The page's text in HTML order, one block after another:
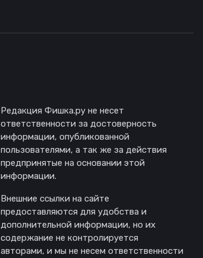
Редакция Фишка.ру не несет
ответственности за достоверность
информации, опубликованной
пользователями, а так же за действия
предпринятые на основании этой
информации.
Внешние ссылки на сайте
предоставляются для удобства и
дополнительной информации, но их
содержание не контролируется
авторами, и мы не несем ответственности